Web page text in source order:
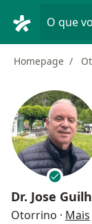
O que
Homepage
Dr. Jose
Otorrino · Mais